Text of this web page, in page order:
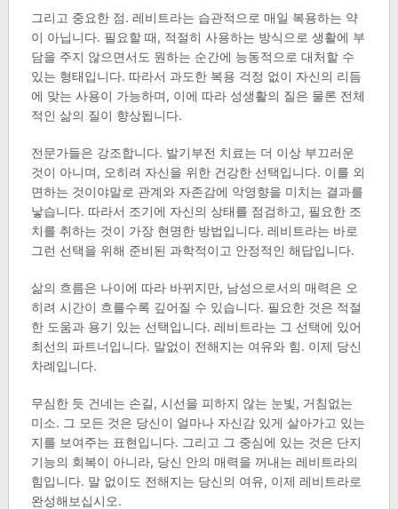
그리고 중요한 점. 레비트라는 습관적으로 매일 복용하는 약
이 아닙니다. 필요할 때, 적절히 사용하는 방식으로 생활에 부
담을 주지 않으면서도 원하는 순간에 능동적으로 대처할 수
있는 형태입니다. 따라서 과도한 복용 걱정 없이 자신의 리듬
에 맞는 사용이 가능하며, 이에 따라 성생활의 질은 물론 전체
적인 삶의 질이 향상됩니다.
전문가들은 강조합니다. 발기부전 치료는 더 이상 부끄러운
것이 아니며, 오히려 자신을 위한 건강한 선택입니다. 이를 외
면하는 것이야말로 관계와 자존감에 악영향을 미치는 결과를
낳습니다. 따라서 조기에 자신의 상태를 점검하고, 필요한 조
치를 취하는 것이 가장 현명한 방법입니다. 레비트라는 바로
그런 선택을 위해 준비된 과학적이고 안정적인 해답입니다.
삶의 흐름은 나이에 따라 바뀌지만, 남성으로서의 매력은 오
히려 시간이 흐를수록 깊어질 수 있습니다. 필요한 것은 적절
한 도움과 용기 있는 선택입니다. 레비트라는 그 선택에 있어
최선의 파트너입니다. 말없이 전해지는 여유와 힘. 이제 당신
차례입니다.
무심한 듯 건네는 손길, 시선을 피하지 않는 눈빛, 거침없는
미소. 그 모든 것은 당신이 얼마나 자신감 있게 살아가고 있는
지를 보여주는 표현입니다. 그리고 그 중심에 있는 것은 단지
기능의 회복이 아니라, 당신 안의 매력을 꺼내는 레비트라의
힘입니다. 말 없이도 전해지는 당신의 여유, 이제 레비트라로
완성해보십시오.